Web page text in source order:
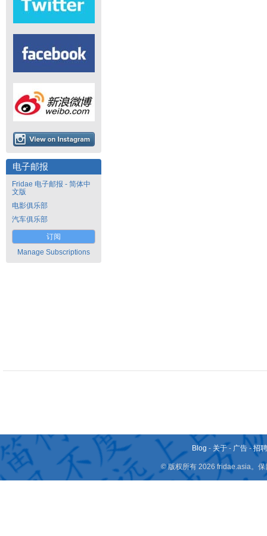
电子邮报
Fridae 电子邮报 - 简体中
文版
电影俱乐部
汽车俱乐部
订阅
Manage Subscriptions
Blog - 关于 - 广告 -招
© 版权所有 2026 fridae.asia。